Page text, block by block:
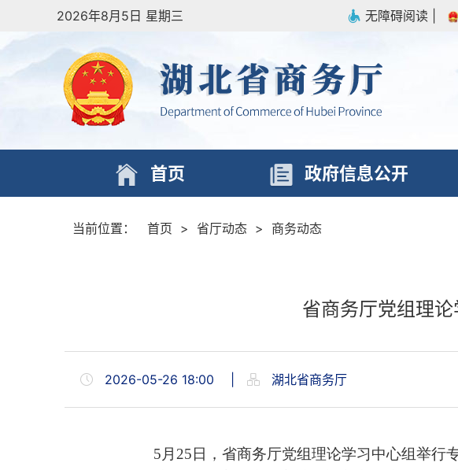
2026年8月5日 星期三 无障碍阅读
首页 政府信息公开
当前位置： 首页 > 省厅动态 > 商务动态
省商务厅党组理
2026-05-26 18:00 湖北省商务厅
5月25日，省商务厅党组理论学习中心组举行